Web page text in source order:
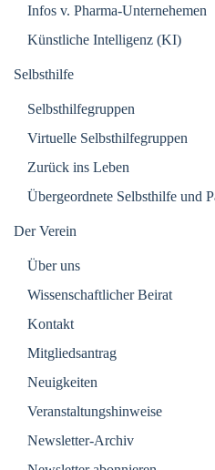
Infos v. Pharma-Unternehemen
Künstliche Intelligenz (KI)
Selbsthilfe
Selbsthilfegruppen
Virtuelle Selbsthilfegruppen
Zurück ins Leben
Übergeordnete Selbsthilfe und
Der Verein
Über uns
Wissenschaftlicher Beirat
Kontakt
Mitgliedsantrag
Neuigkeiten
Veranstaltungshinweise
Newsletter-Archiv